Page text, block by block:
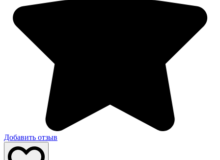
Добавить отзыв